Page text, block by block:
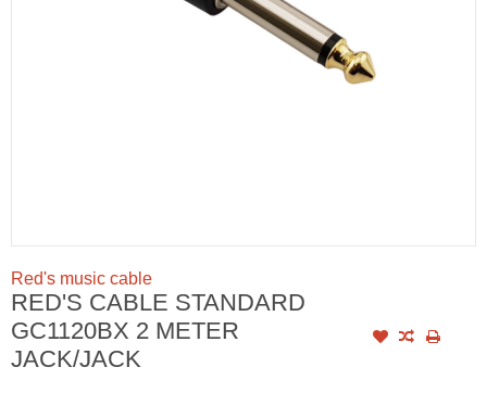
Red's music cable
RED'S CABLE STANDARD
GC1120BX 2 METER
JACK/JACK